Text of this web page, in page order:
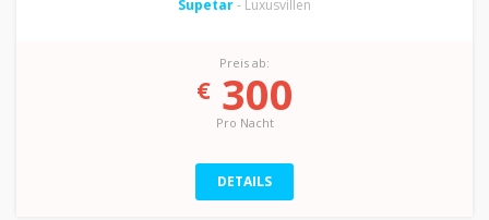
Supetar- Luxusvillen
Preis ab:
€300
Pro Nacht
DETAILS